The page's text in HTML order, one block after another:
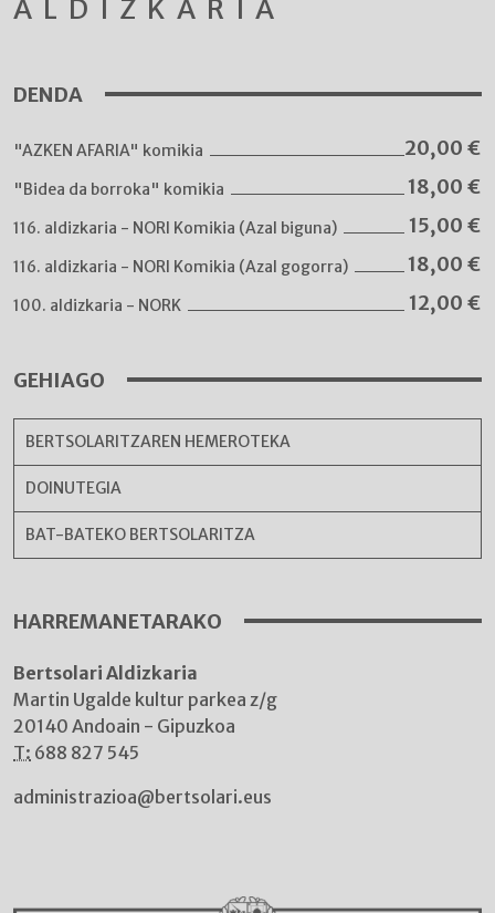
ALDIZKARIA
DENDA
"AZKEN AFARIA" komikia 20,00 €
"Bidea da borroka" komikia 18,00 €
116. aldizkaria - NORI Komikia (Azal biguna) 15,00 €
116. aldizkaria - NORI Komikia (Azal gogorra) 18,00 €
100. aldizkaria - NORK 12,00 €
GEHIAGO
BERTSOLARITZAREN HEMEROTEKA
DOINUTEGIA
BAT-BATEKO BERTSOLARITZA
HARREMANETARAKO
Bertsolari Aldizkaria
Martin Ugalde kultur parkea z/g
20140 Andoain - Gipuzkoa
T: 688 827 545
administrazioa@bertsolari.eus